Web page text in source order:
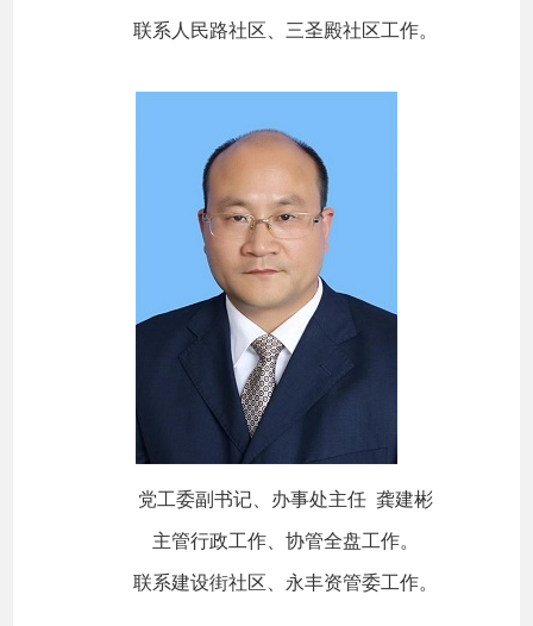
联系人民路社区、三圣殿社区工作。
党工委副书记、办事处主任 龚建彬
主管行政工作、协管全盘工作。
联系建设街社区、永丰资管委工作。